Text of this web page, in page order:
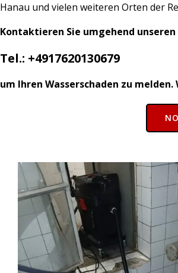
Hanau und vielen weiteren Orten der
Kontaktieren Sie umgehend
Tel.: +4917620130679
um Ihren Wasserschaden zu